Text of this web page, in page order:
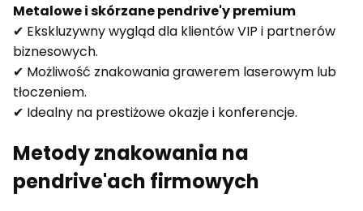
Metalowe i skórzane pendrive'y premium
✔ Ekskluzywny wygląd dla klientów VIP i partnerów
biznesowych.
✔ Możliwość znakowania grawerem laserowym lub
tłoczeniem.
✔ Idealny na prestiżowe okazje i konferencje.
Metody znakowania na
pendrive'ach firmowych